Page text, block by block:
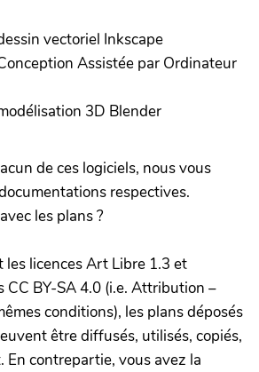
vectoriel Inkscape
Assistée par Ordinateur
3D Blender
de ces logiciels, nous vous
respectives.
les plans ?
les licences Art Libre 1.3 et
CC BY-SA 4.0 (i.e. Attribution –
conditions), les plans déposés
être diffusés, utilisés, copiés,
En contrepartie, vous avez la